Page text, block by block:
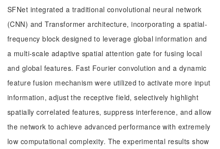
SFNet integrated a traditional convolutional neural network
(CNN) and Transformer architecture, incorporating a spatial-
frequency block designed to leverage global information and
a multi-scale adaptive spatial attention gate for fusing local
and global features. Fast Fourier convolution and a dynamic
feature fusion mechanism were utilized to activate more input
information, adjust the receptive field, selectively highlight
spatially correlated features, suppress interference, and allow
the network to achieve advanced performance with extremely
low computational complexity. The experimental results show